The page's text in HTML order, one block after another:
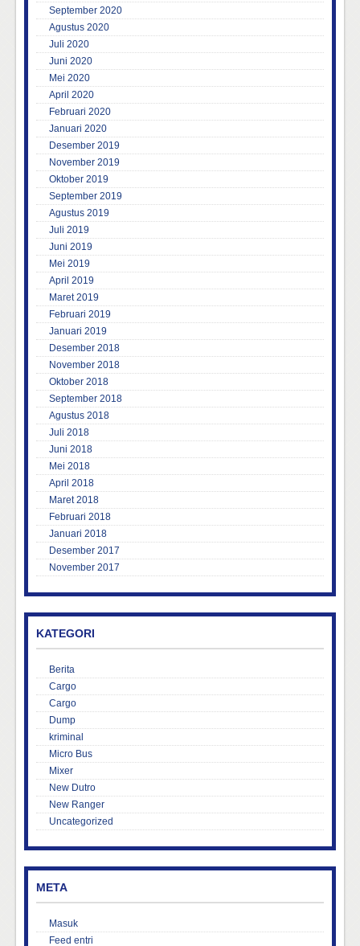
September 2020
Agustus 2020
Juli 2020
Juni 2020
Mei 2020
April 2020
Februari 2020
Januari 2020
Desember 2019
November 2019
Oktober 2019
September 2019
Agustus 2019
Juli 2019
Juni 2019
Mei 2019
April 2019
Maret 2019
Februari 2019
Januari 2019
Desember 2018
November 2018
Oktober 2018
September 2018
Agustus 2018
Juli 2018
Juni 2018
Mei 2018
April 2018
Maret 2018
Februari 2018
Januari 2018
Desember 2017
November 2017
KATEGORI
Berita
Cargo
Cargo
Dump
kriminal
Micro Bus
Mixer
New Dutro
New Ranger
Uncategorized
META
Masuk
Feed entri